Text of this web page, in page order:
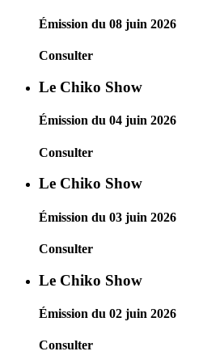
Émission du 08 juin 2026
Consulter
Le Chiko Show
Émission du 04 juin 2026
Consulter
Le Chiko Show
Émission du 03 juin 2026
Consulter
Le Chiko Show
Émission du 02 juin 2026
Consulter